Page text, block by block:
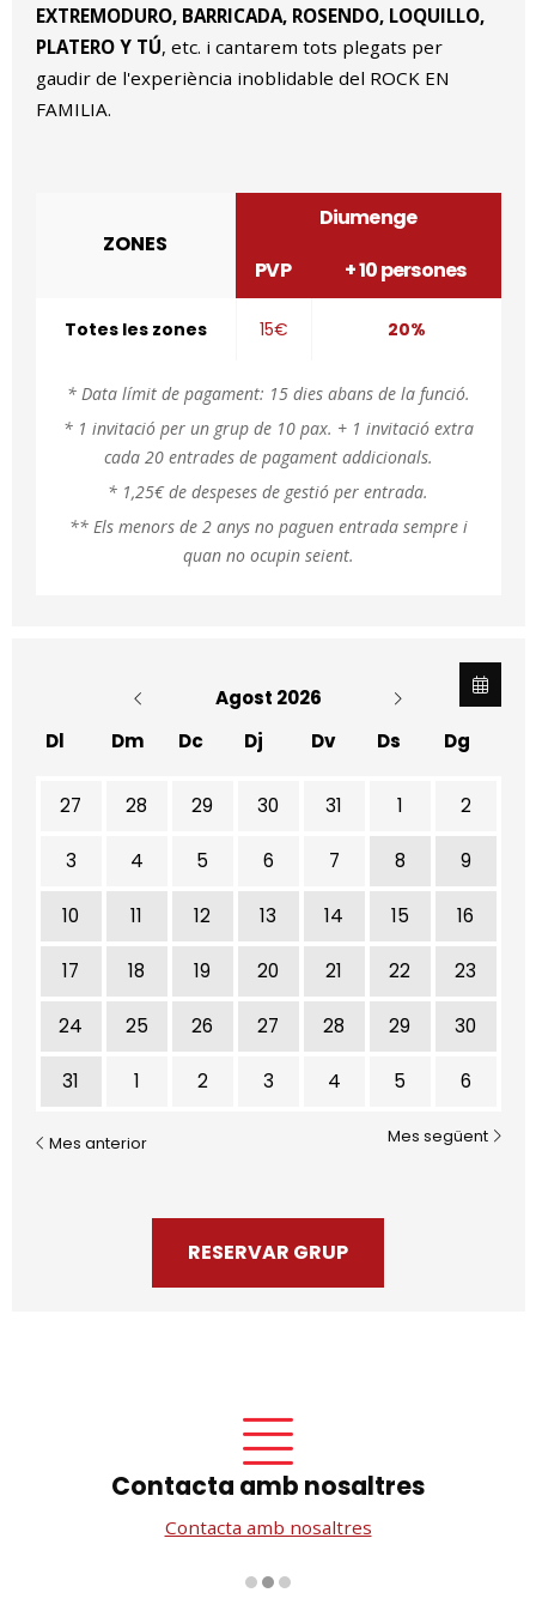
EXTREMODURO, BARRICADA, ROSENDO, LOQUILLO,
PLATERO Y TÚ, etc. i cantarem tots plegats per
gaudir de l'experiència inoblidable del ROCK EN
FAMILIA.
ZONES
Diumenge
PVP
+ 10 persones
Totes les zones 15€ 20%
* Data límit de pagament: 15 dies abans de la funció.
* 1 invitació per un grup de 10 pax. + 1 invitació extra
cada 20 entrades de pagament addicionals.
* 1,25€ de despeses de gestió per entrada.
** Els menors de 2 anys no paguen entrada sempre i
quan no ocupin seient.
Agost 2026
Dl
Dm Dc Dj Dv Ds Dg
No hi ha cap activitat aquest mes
27 28 29 30 31 1 2
3 4 5 6 7 8 9
10 11 12 13 14 15 16
17 18 19 20 21 22 23
24 25 26 27 28 29 30
31 1 2 3 4 5 6
Mes anterior Mes següent
RESERVAR GRUP
Contacta amb nosaltres
Contacta amb nosaltres